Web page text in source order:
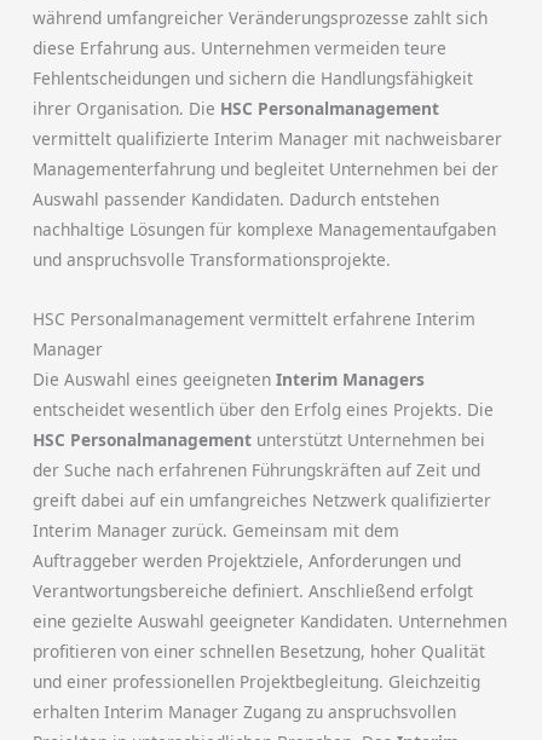
während umfangreicher Veränderungsprozesse zahlt sich
diese Erfahrung aus. Unternehmen vermeiden teure
Fehlentscheidungen und sichern die Handlungsfähigkeit
ihrer Organisation. Die HSC Personalmanagement
vermittelt qualifizierte Interim Manager mit nachweisbarer
Managementerfahrung und begleitet Unternehmen bei der
Auswahl passender Kandidaten. Dadurch entstehen
nachhaltige Lösungen für komplexe Managementaufgaben
und anspruchsvolle Transformationsprojekte.
HSC Personalmanagement vermittelt erfahrene Interim
Manager
Die Auswahl eines geeignetenInterim Managers
entscheidet wesentlich über den Erfolg eines Projekts. Die
HSC Personalmanagement unterstützt Unternehmen bei
der Suche nach erfahrenen Führungskräften auf Zeit und
greift dabei auf ein umfangreiches Netzwerk qualifizierter
Interim Manager zurück. Gemeinsam mit dem
Auftraggeber werden Projektziele, Anforderungen und
Verantwortungsbereiche definiert. Anschließend erfolgt
eine gezielte Auswahl geeigneter Kandidaten. Unternehmen
profitieren von einer schnellen Besetzung, hoher Qualität
und einer professionellen Projektbegleitung. Gleichzeitig
erhalten Interim Manager Zugang zu anspruchsvollen